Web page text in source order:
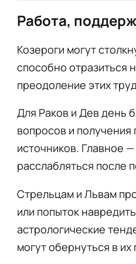
Работа,
Козероги могут
способно отразиться
преодоление этих
Для Раков и Дев день
вопросов и
источников. Главное
расслабляться после
Стрельцам и Львам
или попыток
астрологические
могут обернуться в их